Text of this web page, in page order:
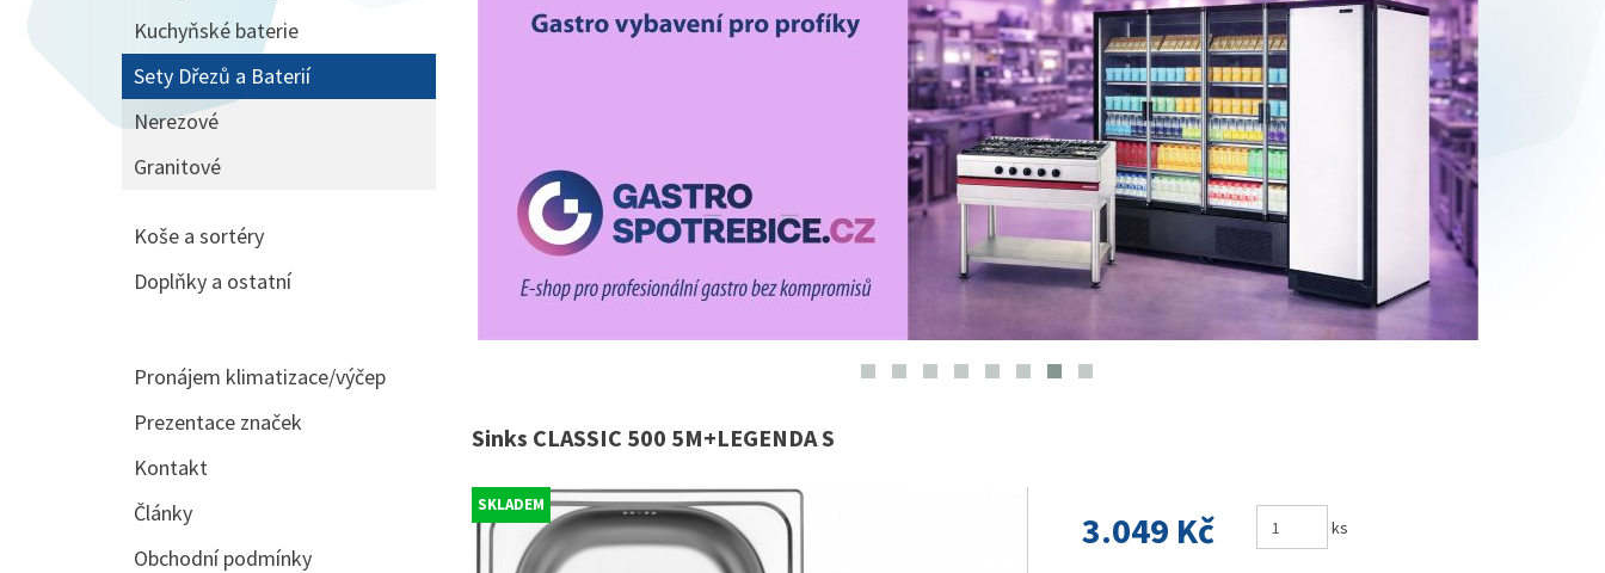
Sinks CLASSIC 500 5M+LEGENDA S
SKLADEM
3.049 Kč ks
Kuchyňské baterie
Sety Dřezů a Baterií
Nerezové
Granitové
Koše a sortéry
Doplňky a ostatní
Pronájem klimatizace/výčep
Prezentace značek
Kontakt
Články
Obchodní podmínky